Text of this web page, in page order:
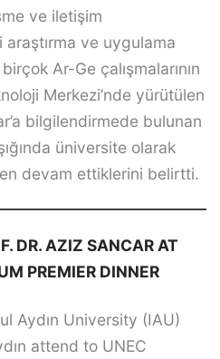
ve iletişim
ve uygulama
Ar-Ge çalışmalarının
Merkezi’nde yürütülen
bilgilendirmede bulunan
üniversite olarak
devam ettiklerini belirtti.
DR. AZIZ SANCAR AT
PREMIER DINNER
Aydın University (IAU)
attend to UNEC